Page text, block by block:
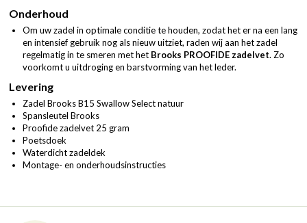
Onderhoud
Om uw zadel in optimale conditie te houden, zodat het er na een lang
en intensief gebruik nog als nieuw uitziet, raden wij aan het zadel
regelmatig in te smeren met het Brooks PROOFIDE zadelvet. Zo
voorkomt u uitdroging en barstvorming van het leder.
Levering
Zadel Brooks B15 Swallow Select natuur
Spansleutel Brooks
Proofide zadelvet 25 gram
Poetsdoek
Waterdicht zadeldek
Montage- en onderhoudsinstructies